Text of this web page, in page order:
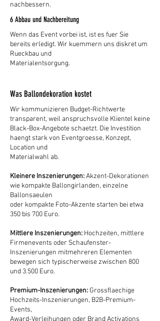
nachbessern.
6 Abbau und Nachbereitung
Wenn das Event vorbei ist, ist es fuer Sie
bereits erledigt. Wir kuemmern uns diskret um
Rueckbau und
Materialentsorgung.
Was Ballondekoration kostet
Wir kommunizieren Budget-Richtwerte
transparent, weil anspruchsvolle Klientel keine
Black-Box-Angebote schaetzt. Die Investition
haengt stark von Eventgroesse, Konzept,
Location und
Materialwahl ab.
Kleinere Inszenierungen:Akzent-Dekorationen
wie kompakte Ballongirlanden, einzelne
Ballonsaeulen
oder kompakte Foto-Akzente starten bei etwa
350 bis 700 Euro.
Mittlere Inszenierungen: Hochzeiten, mittlere
Firmenevents oder Schaufenster-
Inszenierungen mitmehreren Elementen
bewegen sich typischerweise zwischen 800
und 3.500 Euro.
Premium-Inszenierungen: Grossflaechige
Hochzeits-Inszenierungen, B2B-Premium-
Events,
Award-Verleihungen oder Brand Activations